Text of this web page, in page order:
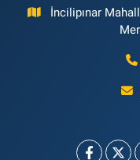
İncilipınar